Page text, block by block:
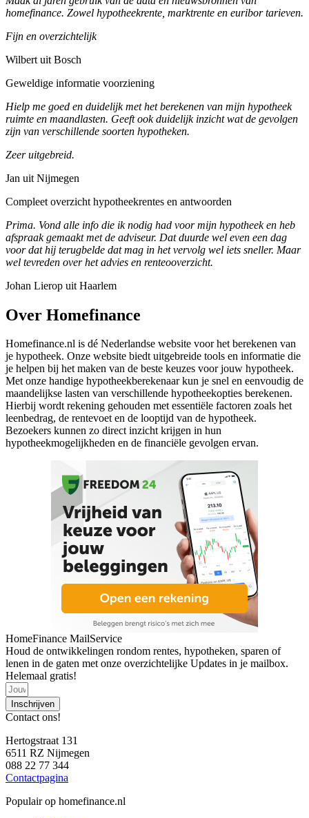
homefinance. Zowel hypotheekrente, marktrente en euribor tarieven.
Fijn en overzichtelijk
Wilbert uit Bosch
Geweldige informatie voorziening
Hielp me goed en duidelijk met het berekenen van mijn hypotheek
ruimte en maandlasten. Geeft ook duidelijk inzicht wat de gevolgen
zijn van verschillende soorten hypotheken.
Zeer uitgebreid.
Jan uit Nijmegen
Compleet overzicht hypotheekrentes en antwoorden
Prima. Vond alle info die ik nodig had voor mijn hypotheek en heb
afspraak gemaakt met de adviseur. Dat duurde wel even een dag
voor dat hij terugbelde dat mag in het vervolg wel iets sneller. Maar
wel tevreden over het advies en renteooverzicht.
Johan Lierop uit Haarlem
Over Homefinance
Homefinance.nl is dé Nederlandse website voor het berekenen van
je hypotheek. Onze website biedt uitgebreide tools en informatie die
je helpen bij het maken van de beste keuzes voor jouw hypotheek.
Met onze handige hypotheekberekenaar kun je snel en eenvoudig de
maandelijkse lasten van verschillende hypotheekopties berekenen.
Hierbij wordt rekening gehouden met essentiële factoren zoals het
leenbedrag, de rentevoet en de looptijd van de hypotheek.
Bezoekers kunnen zo direct inzicht krijgen in hun
hypotheekmogelijkheden en de financiële gevolgen ervan.
HomeFinance MailService
Houd de ontwikkelingen rondom rentes, hypotheken, sparen of
lenen in de gaten met onze overzichtelijke Updates in je mailbox.
Helemaal gratis!
Inschrijven
Contact ons!
Hertogstraat 131
6511 RZ Nijmegen
088 22 77 344
Contactpagina
Populair op homefinance.nl